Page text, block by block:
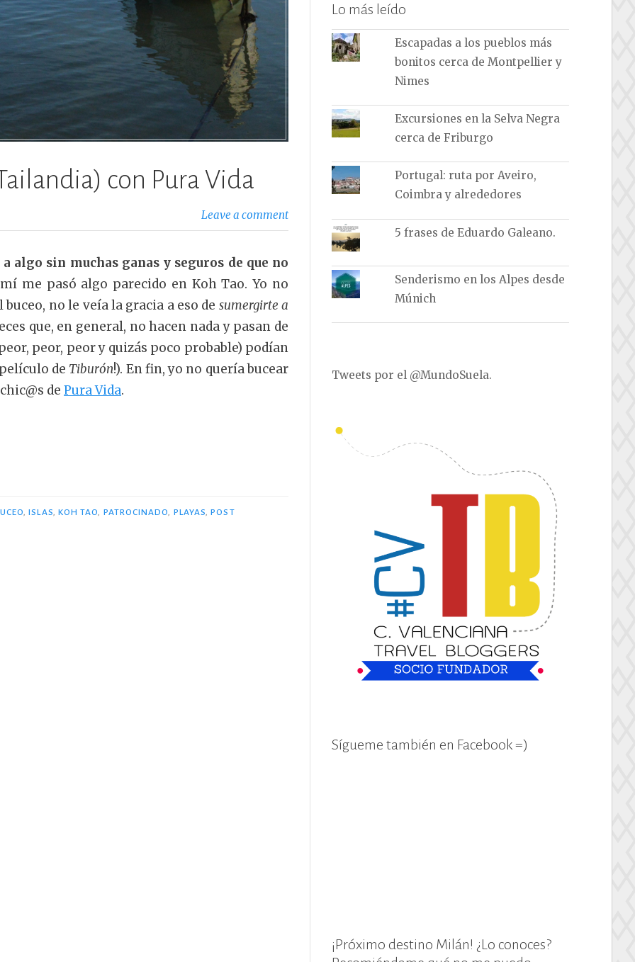
con Pura Vida
Leave a comment
algo sin muchas ganas y seguros de que no
me pasó algo parecido en Koh Tao. Yo no
no le veía la gracia a eso de sumergirte a
que, en general, no hacen nada y pasan de
peor, peor y quizás poco probable) podían
de Tiburón!). En fin, yo no quería bucear
de Pura Vida.
,ISLAS, KOH TAO, PATROCINADO, PLAYAS,POST
Lo más leído
Escapadas a los pueblos más
bonitos cerca de Montpellier y
Nimes
Excursiones en la Selva Negra
cerca de Friburgo
Portugal: ruta por Aveiro,
Coimbra y alrededores
5 frases de Eduardo Galeano.
Senderismo en los Alpes desde
Múnich
Tweets por el @MundoSuela.
Sígueme también en Facebook =)
¡Próximo destino Milán! ¿Lo conoces?